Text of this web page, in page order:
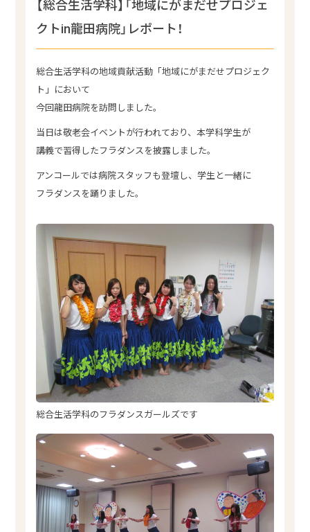
【総合生活学科】「地域にがまだせプロジェ
クトin龍田病院」レポート！
総合生活学科の地域貢献活動「地域にがまだせプロジェク
ト」において
今回龍田病院を訪問しました。
当日は敬老会イベントが行われており、本学科学生が
講義で習得したフラダンスを披露しました。
アンコールでは病院スタッフも登壇し、学生と一緒に
フラダンスを踊りました。
総合生活学科のフラダンスガールズです